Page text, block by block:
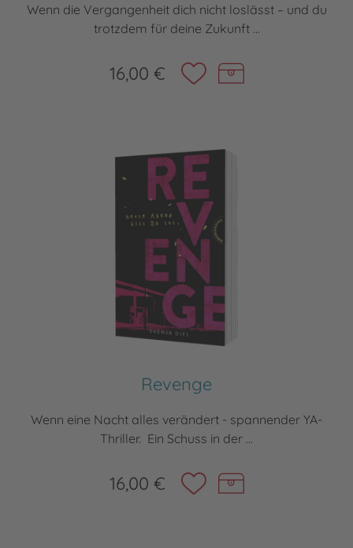
Wenn die Vergangenheit dich nicht loslässt – und du
trotzdem für deine Zukunft ...
16,00 €
Revenge
Wenn eine Nacht alles verändert - spannender YA-
Thriller. Ein Schuss in der ...
16,00 €